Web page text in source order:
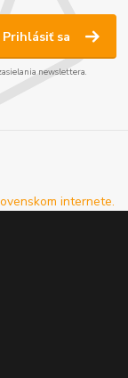
Prihlásiť sa
newslettera.